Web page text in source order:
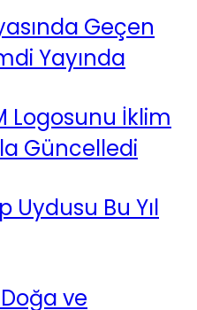
Geçen
Yayında
Logosunu İklim
Güncelledi
Uydusu Bu Yıl
ve